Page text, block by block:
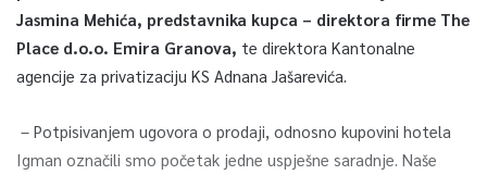
Jasmina Mehića, predstavnika kupca – direktora firme The
Place d.o.o. Emira Granova, te direktora Kantonalne
agencije za privatizaciju KS Adnana Jašarevića.
– Potpisivanjem ugovora o prodaji, odnosno kupovini hotela
Igman označili smo početak jedne uspješne saradnje. Naše